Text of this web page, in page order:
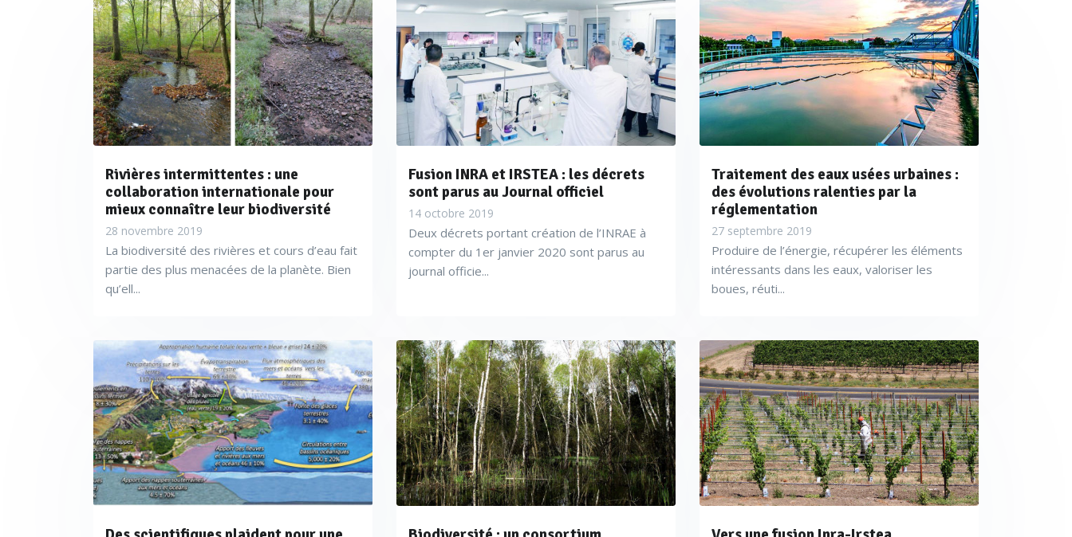
Rivières intermittentes : une
collaboration internationale pour
mieux connaître leur biodiversité
28 novembre 2019
La biodiversité des rivières et cours d’eau fait
partie des plus menacées de la planète. Bien
qu’ell...
Fusion INRA et IRSTEA : les décrets
sont parus au Journal officiel
14 octobre 2019
Deux décrets portant création de l’INRAE à
compter du 1er janvier 2020 sont parus au
journal officie...
Traitement des eaux usées urbaines :
des évolutions ralenties par la
réglementation
27 septembre 2019
Produire de l’énergie, récupérer les éléments
intéressants dans les eaux, valoriser les
boues, réuti...